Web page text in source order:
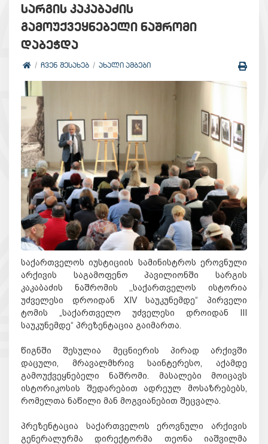
სარგის კაკაბაძის
გამოუქვეყნებელი ნაშრომი
დაბეჭდა
ᲩᲕᲔᲜ ᲨᲔᲡᲐᲮᲔᲑ ᲐᲮᲐᲚᲘ ᲐᲛᲑᲔᲑᲘ
საქართველოს იუსტიციის სამინისტროს ეროვნული
არქივის საგამოფენო პავილიონში სარგის
კაკაბაძის ნაშრომის ,,საქართველოს ისტორია
უძველესი დროიდან XIV საუკუნემდე“ პირველი
ტომის „საქართველო უძველესი დროიდან III
საუკუნემდე“ პრეზენტაცია გაიმართა.
წიგნში შესულია მეცნიერის პირად არქივში
დაცული, მრავალმხრივ საინტერესო, აქამდე
გამოუქვეყნებელი ნაშრომი. მასალები მოიცავს
ისტორიკოსის შედარებით ადრეულ მოსაზრებებს,
რომელთა ნაწილი მან მოგვიანებით შეცვალა.
პრეზენტაცია საქართველოს ეროვნული არქივის
გენერალურმა დირექტორმა თეონა იაშვილმა